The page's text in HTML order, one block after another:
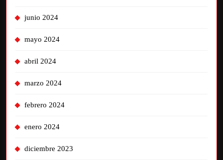
junio 2024
mayo 2024
abril 2024
marzo 2024
febrero 2024
enero 2024
diciembre 2023